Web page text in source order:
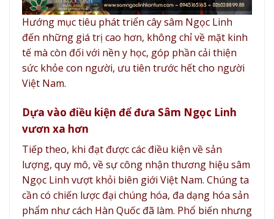
Hướng mục tiêu phát triển cây sâm Ngọc Linh
đến những giá trị cao hơn, không chỉ về mặt kinh
tế mà còn đối với nền y học, góp phần cải thiện
sức khỏe con người, ưu tiên trước hết cho người
Việt Nam.
Dựa vào điều kiện để đưa Sâm Ngọc Linh
vươn xa hơn
Tiếp theo, khi đạt được các điều kiện về sản
lượng, quy mô, về sự công nhận thương hiệu sâm
Ngọc Linh vượt khỏi biên giới Việt Nam. Chúng ta
cần có chiến lược đại chúng hóa, đa dạng hóa sản
phẩm như cách Hàn Quốc đã làm. Phổ biến nhưng